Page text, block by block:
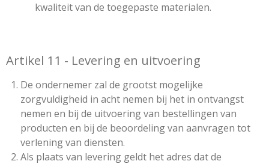
kwaliteit van de toegepaste materialen.
Artikel 11 - Levering en uitvoering
De ondernemer zal de grootst mogelijke
zorgvuldigheid in acht nemen bij het in ontvangst
nemen en bij de uitvoering van bestellingen van
producten en bij de beoordeling van aanvragen tot
verlening van diensten.
Als plaats van levering geldt het adres dat de